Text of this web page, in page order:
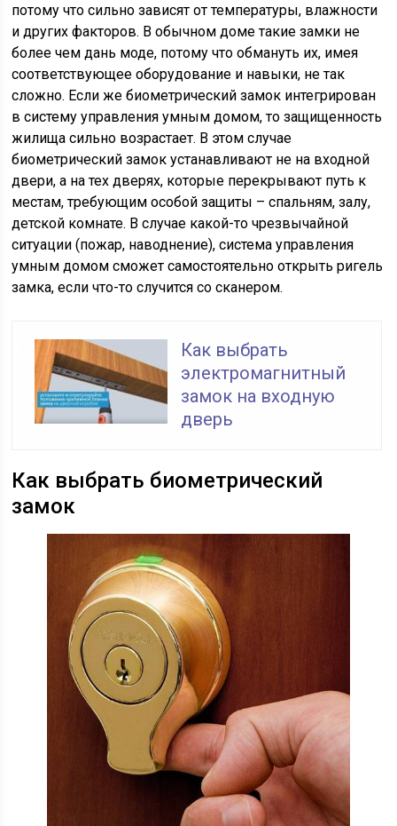
потому что сильно зависят от температуры, влажности
и других факторов. В обычном доме такие замки не
более чем дань моде, потому что обмануть их, имея
соответствующее оборудование и навыки, не так
сложно. Если же биометрический замок интегрирован
в систему управления умным домом, то защищенность
жилища сильно возрастает. В этом случае
биометрический замок устанавливают не на входной
двери, а на тех дверях, которые перекрывают путь к
местам, требующим особой защиты – спальням, залу,
детской комнате. В случае какой-то чрезвычайной
ситуации (пожар, наводнение), система управления
умным домом сможет самостоятельно открыть ригель
замка, если что-то случится со сканером.
Как выбрать
электромагнитный
замок на входную
дверь
Как выбрать биометрический
замок